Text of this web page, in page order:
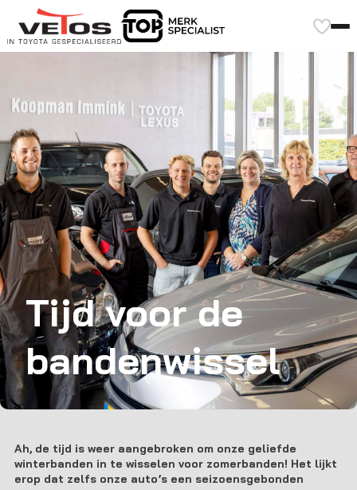
Tijd voor de
bandenwissel
Ah, de tijd is weer aangebroken om onze geliefde
winterbanden in te wisselen voor zomerbanden! Het lijkt
erop dat zelfs onze auto’s een seizoensgebonden